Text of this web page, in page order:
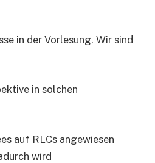
in der Vorlesung. Wir sind
in solchen
auf RLCs angewiesen
wird